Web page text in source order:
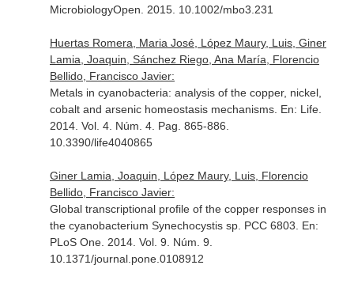
MicrobiologyOpen . 2015. 10.1002/mbo3.231
Huertas Romera, Maria José, López Maury, Luis, Giner
Lamia, Joaquin, Sánchez Riego, Ana María, Florencio
Bellido, Francisco Javier:
Metals in cyanobacteria: analysis of the copper, nickel,
cobalt and arsenic homeostasis mechanisms. En: Life.
2014. Vol. 4. Núm. 4. Pag. 865-886.
10.3390/life4040865
Giner Lamia, Joaquin, López Maury, Luis, Florencio
Bellido, Francisco Javier:
Global transcriptional profile of the copper responses in
the cyanobacterium Synechocystis sp. PCC 6803. En:
PLoS One. 2014. Vol. 9. Núm. 9.
10.1371/journal.pone.0108912